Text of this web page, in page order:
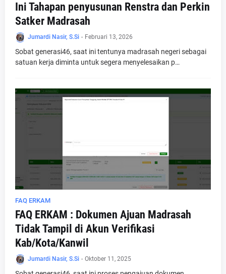
Ini Tahapan penyusunan Renstra dan Perkin
Satker Madrasah
Jumardi Nasir, S.Si - Februari 13, 2026
Sobat generasi46, saat ini tentunya madrasah negeri sebagai
satuan kerja diminta untuk segera menyelesaikan p…
FAQ ERKAM
FAQ ERKAM : Dokumen Ajuan Madrasah
Tidak Tampil di Akun Verifikasi
Kab/Kota/Kanwil
Jumardi Nasir, S.Si - Oktober 11, 2025